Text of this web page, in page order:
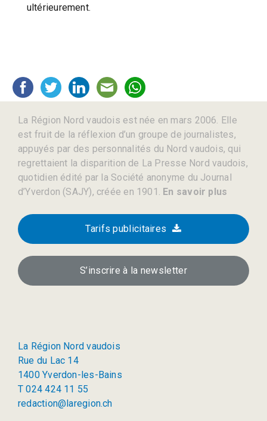
ultérieurement.
La Région Nord vaudois est née en mars 2006. Elle
est fruit de la réflexion d’un groupe de journalistes,
appuyés par des personnalités du Nord vaudois, qui
regrettaient la disparition de La Presse Nord vaudois,
quotidien édité par la Société anonyme du Journal
d’Yverdon (SAJY), créée en 1901. En savoir plus
Tarifs publicitaires
S’inscrire à la newsletter
La Région Nord vaudois
Rue du Lac 14
1400 Yverdon-les-Bains
T 024 424 11 55
redaction@laregion.ch